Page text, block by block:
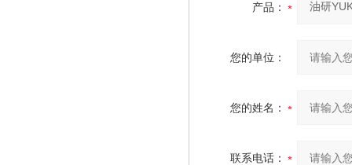
产品：
您的单位：
您的姓名：
联系电话：